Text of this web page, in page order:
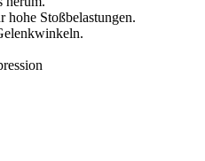
hohe Stoßbelastungen.